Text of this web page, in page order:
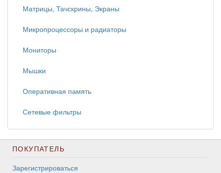
Матрицы, Тачскрины, Экраны
Микропроцессоры и радиаторы
Мониторы
Мышки
Оперативная память
Сетевые фильтры
ПОКУПАТЕЛЬ
Зарегистрироваться